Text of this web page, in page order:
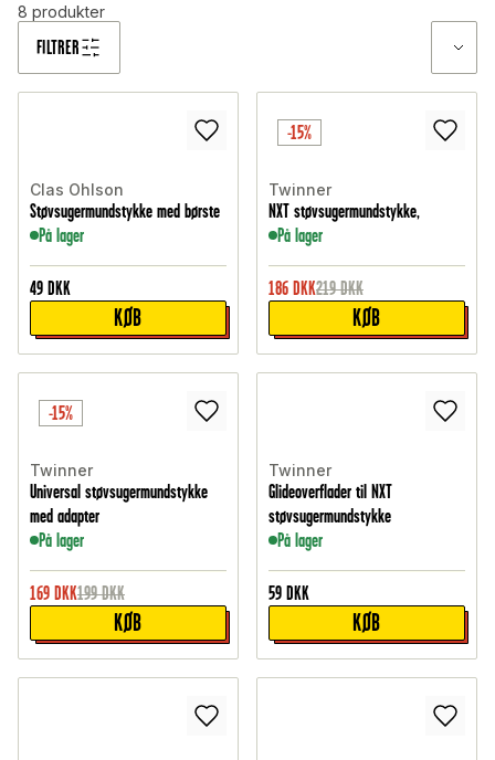
FILTRER
8 produkter
Clas Ohlson
Støvsugermundstykke med børste
På lager
49 DKK
KØB
-15%
Twinner
NXT støvsugermundstykke,
På lager
186 DKK219 DKK
KØB
-15%
Twinner
Universal støvsugermundstykke
med adapter
På lager
169 DKK199 DKK
KØB
Twinner
Glideoverflader til NXT
støvsugermundstykke
På lager
59 DKK
KØB